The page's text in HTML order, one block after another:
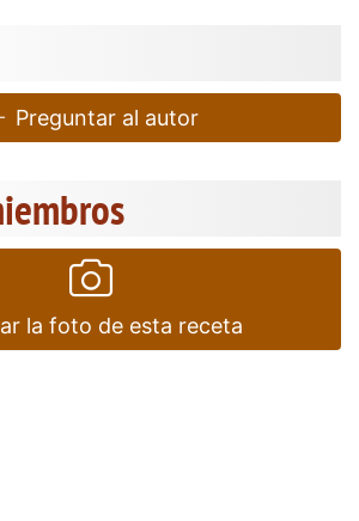
Preguntar al autor
la foto de esta receta